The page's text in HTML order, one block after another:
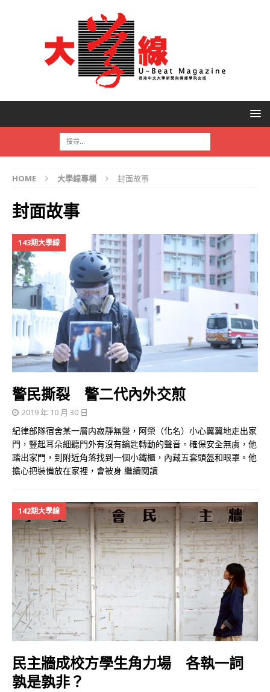
HOME 大學線專欄 封面故事
封面故事
143期大學線
警民撕裂 警二代內外交煎
2019 年 10 月 30 日
紀律部隊宿舍某一層内寂靜無聲，阿榮（化名）小心翼翼地走出家
門，豎起耳朵細聽門外有沒有鑰匙轉動的聲音。確保安全無虞，他
踏出家門，到附近角落找到一個小鐵櫃，內藏五套頭盔和眼罩。他
擔心把裝備放在家裡，會被身 繼續閱讀
142期大學線
民主牆成校方學生角力場 各執一詞
孰是孰非？